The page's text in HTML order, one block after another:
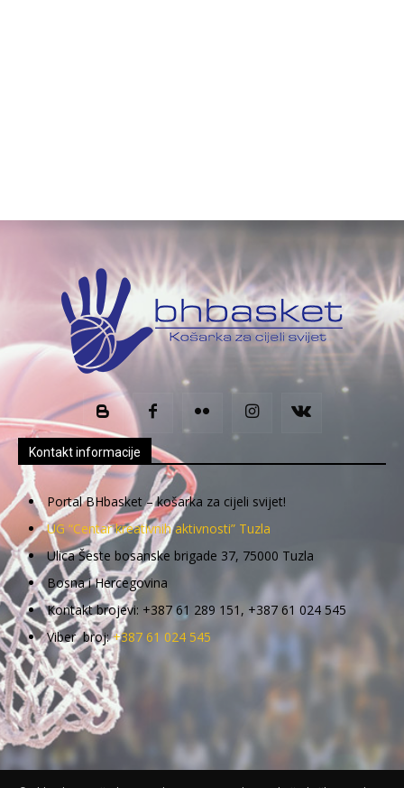
Kontakt informacije
Portal BHbasket – košarka za cijeli svijet!
UG “Centar kreativnih aktivnosti” Tuzla
Ulica Šeste bosanske brigade 37, 75000 Tuzla
Bosna i Hercegovina
Kontakt brojevi: +387 61 289 151, +387 61 024 545
Viber broj:+387 61 024 545